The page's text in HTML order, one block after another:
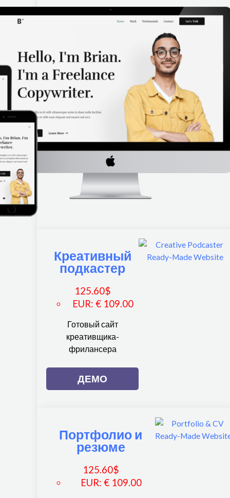
Креативный
подкастер
125.60$
EUR: € 109.00
Готовый сайт
креативщика-
фрилансера
ДЕМО
Портфолио и
резюме
125.60$
EUR: € 109.00